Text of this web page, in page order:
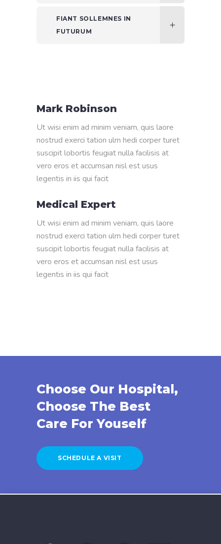
FIANT SOLLEMNES IN
FUTURUM
Mark Robinson
Ut wisi enim ad minim veniam, quis laore
nostrud exerci tation ulm hedi corper turet
suscipit lobortis feugiat nulla facilisis at
vero eros et accumsan nisl est usus
legentis in iis qui facit
Medical Expert
Ut wisi enim ad minim veniam, quis laore
nostrud exerci tation ulm hedi corper turet
suscipit lobortis feugiat nulla facilisis at
vero eros et accumsan nisl est usus
legentis in iis qui facit
Choose Our Hospital,
Choose The Best
Care For Youself
SCHEDULE A VISIT